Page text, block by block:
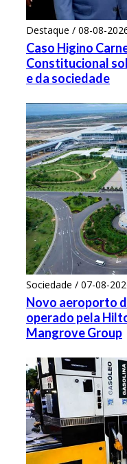
Destaque / 08-08-
Caso Higino
Constitucional
e da sociedade
Sociedade / 07-08-
Novo aeroporto
operado pela
Mangrove Group